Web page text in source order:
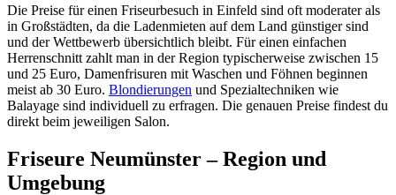
Die Preise für einen Friseurbesuch in Einfeld sind oft moderater als
in Großstädten, da die Ladenmieten auf dem Land günstiger sind
und der Wettbewerb übersichtlich bleibt. Für einen einfachen
Herrenschnitt zahlt man in der Region typischerweise zwischen 15
und 25 Euro, Damenfrisuren mit Waschen und Föhnen beginnen
meist ab 30 Euro. Blondierungen und Spezialtechniken wie
Balayage sind individuell zu erfragen. Die genauen Preise findest du
direkt beim jeweiligen Salon.
Friseure Neumünster – Region und
Umgebung